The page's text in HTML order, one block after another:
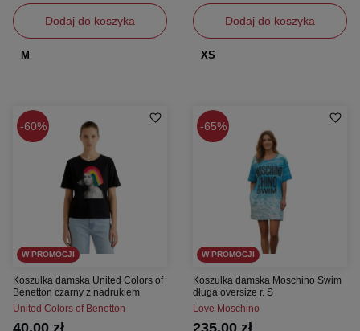
Dodaj do koszyka
M
Dodaj do koszyka
XS
60%
W PROMOCJI
Koszulka damska United Colors of
Benetton czarny z nadrukiem
United Colors of Benetton
40,00 zł
65%
W PROMOCJI
Koszulka damska Moschino Swim
długa oversize r. S
Love Moschino
235,00 zł